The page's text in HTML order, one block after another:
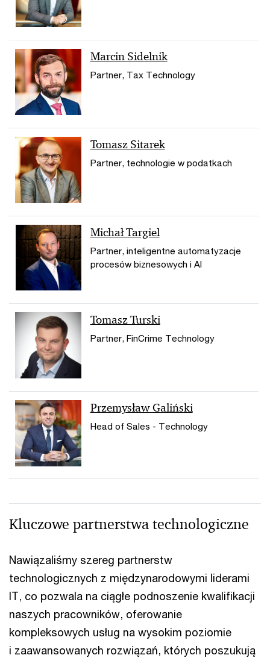
Marcin Sidelnik
Partner, Tax Technology
Tomasz Sitarek
Partner, technologie w podatkach
Michał Targiel
Partner, inteligentne automatyzacje
procesów biznesowych i AI
Tomasz Turski
Partner, FinCrime Technology
Przemysław Galiński
Head of Sales - Technology
Kluczowe partnerstwa technologiczne
Nawiązaliśmy szereg partnerstw
technologicznych z międzynarodowymi liderami
IT, co pozwala na ciągłe podnoszenie kwalifikacji
naszych pracowników, oferowanie
kompleksowych usług na wysokim poziomie
i zaawansowanych rozwiązań, których poszukują